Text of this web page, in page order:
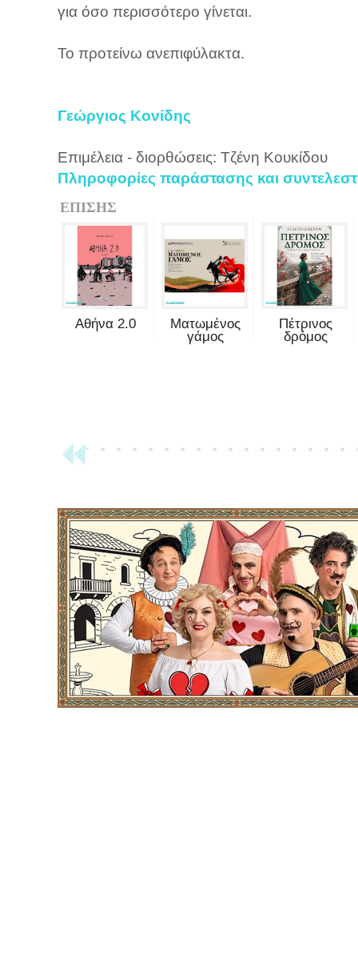
για όσο περισσότερο γίνεται.
Το προτείνω ανεπιφύλακτα.
Γεώργιος Κονίδης
Επιμέλεια - διορθώσεις: Τζένη Κουκίδου
Πληροφορίες παράστασης και
ΕΠΙΣΗΣ
Αθήνα 2.0
Ματωμένος
γάμος
Πέτρινος
δρόμος